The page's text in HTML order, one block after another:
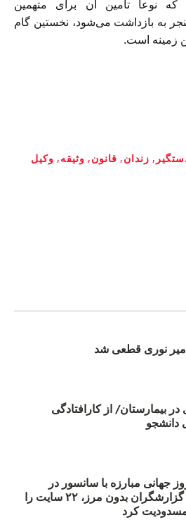
که نوعاً تأمین آن برای متهمین
به بازداشت می‌شود، نخستین گام
زمینه است.
, زندان, قانون, وثیقه, وکیل
نوری قطعی شد
بیمارستان/ از کارافتادگی
روز جهانی مبارزه با سانسور در
اینترنت: #آزادی هم‌آیند گزارشگران‌ بدون مرز، ۲۲ سایت را
کرد